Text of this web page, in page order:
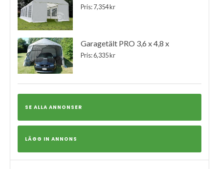
Pris: 7,354 kr
Garagetält PRO 3,6 x 4,8 x
Pris: 6,335 kr
SE ALLA ANNONSER
LÄGG IN ANNONS